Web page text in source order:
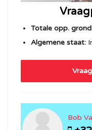
Totale opp.
Algemene staat:
Bob